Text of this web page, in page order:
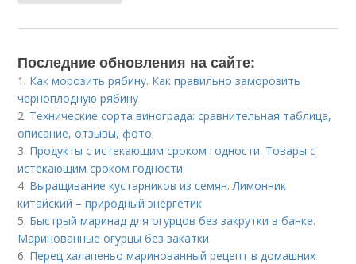
Последние обновления на сайте:
1. Как морозить рябину. Как правильно заморозить
черноплодную рябину
2. Технические сорта винограда: сравнительная таблица,
описание, отзывы, фото
3. Продукты с истекающим сроком годности. Товары с
истекающим сроком годности
4. Выращивание кустарников из семян. Лимонник
китайский – природный энергетик
5. Быстрый маринад для огурцов без закрутки в банке.
Маринованные огурцы без закатки
6. Перец халапеньо маринованный рецепт в домашних